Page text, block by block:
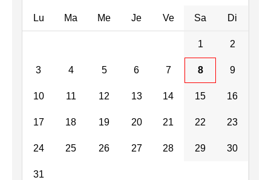
Lu Ma Me Je Ve Sa Di
1 2
3 4 5 6 7 8 9
10 11 12 13 14 15 16
17 18 19 20 21 22 23
24 25 26 27 28 29 30
31